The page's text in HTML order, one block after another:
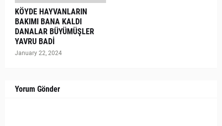
KÖYDE HAYVANLARIN
BAKIMI BANA KALDI
DANALAR BÜYÜMÜŞLER
YAVRU BADİ
January 22, 2024
Yorum Gönder